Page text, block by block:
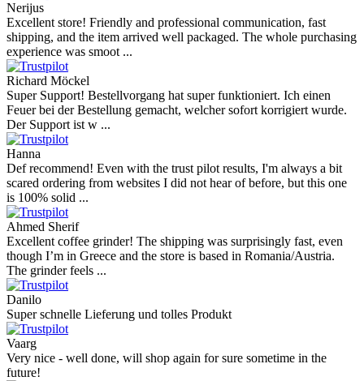
Nerijus
Excellent store! Friendly and professional communication, fast
shipping, and the item arrived well packaged. The whole purchasing
experience was smoot ...
Richard Möckel
Super Support! Bestellvorgang hat super funktioniert. Ich einen
Feuer bei der Bestellung gemacht, welcher sofort korrigiert wurde.
Der Support ist w ...
Hanna
Def recommend! Even with the trust pilot results, I'm always a bit
scared ordering from websites I did not hear of before, but this one
is 100% solid ...
Ahmed Sherif
Excellent coffee grinder! The shipping was surprisingly fast, even
though I’m in Greece and the store is based in Romania/Austria.
The grinder feels ...
Danilo
Super schnelle Lieferung und tolles Produkt
Vaarg
Very nice - well done, will shop again for sure sometime in the
future!